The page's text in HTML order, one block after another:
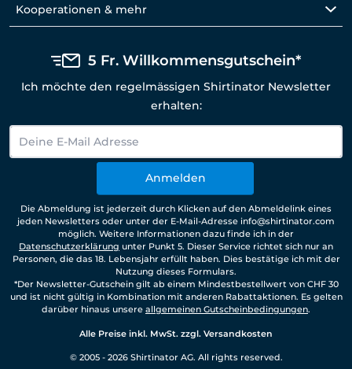
Kooperationen & mehr
5 Fr. Willkommensgutschein*
Ich möchte den regelmässigen Shirtinator Newsletter
erhalten:
Anmelden
Die Abmeldung ist jederzeit durch Klicken auf den Abmeldelink eines
jeden Newsletters oder unter der E-Mail-Adresse info@shirtinator.com
möglich. Weitere Informationen dazu finde ich in der
Datenschutzerklärung unter Punkt 5. Dieser Service richtet sich nur an
Personen, die das 18. Lebensjahr erfüllt haben. Dies bestätige ich mit der
Nutzung dieses Formulars.
*Der Newsletter-Gutschein gilt ab einem Mindestbestellwert von CHF 30
und ist nicht gültig in Kombination mit anderen Rabattaktionen. Es gelten
darüber hinaus unsere allgemeinen Gutscheinbedingungen.
Alle Preise inkl. MwSt. zzgl. Versandkosten
© 2005 - 2026 Shirtinator AG. All rights reserved.